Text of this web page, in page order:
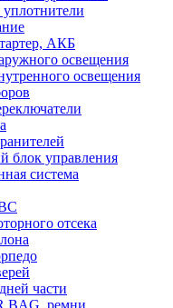
АКБ
освещения
освещения
блок управления
система
отсека
части
BAG, ремни